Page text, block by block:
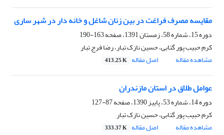
مقایسه مصرف فراغت در بین زنان شاغل و خانه دار در شهر ساری
دوره 15، شماره 58، زمستان 1391، صفحه
163-190
کرم حبیب پور گتابی، حسین نازک تبار، رضا فرج تبار
مشاهده مقاله
اصل مقاله 413.25 K
عوامل طلاق در استان مازندران
دوره 14، شماره 53، پاییز 1390، صفحه
87-127
کرم حبیب پور گتابی، حسین نازک تبار
مشاهده مقاله
اصل مقاله 333.37 K